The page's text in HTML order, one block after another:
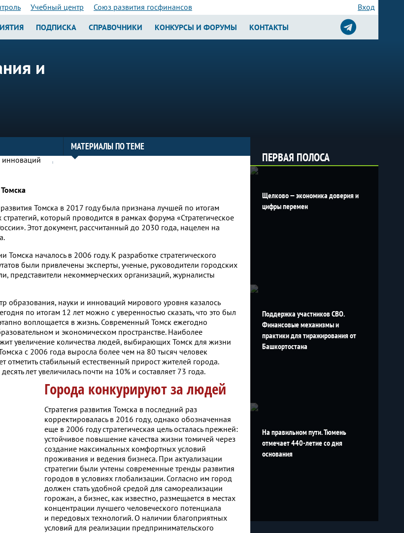
Учебный центр Союз развития госфинансов Вход
ПОДПИСКА СПРАВОЧНИКИ КОНКУРСЫ И ФОРУМЫ КОНТАКТЫ
и
МАТЕРИАЛЫ ПО ТЕМЕ
Томска в 2017 году была признана лучшей по итогам
который проводится в рамках форума «Стратегическое
Этот документ, рассчитанный до 2030 года, нацелен на
началось в 2006 году. К разработке стратегического
были привлечены эксперты, ученые, руководители городских
представители некоммерческих организаций, журналисты
образования, науки и инноваций мирового уровня казалось
по итогам 12 лет можно с уверенностью сказать, что это был
воплощается в жизнь. Современный Томск ежегодно
и экономическом пространстве. Наиболее
увеличение количества людей, выбирающих Томск для жизни
с 2006 года выросла более чем на 80 тысяч человек
отметить стабильный естественный прирост жителей города.
лет увеличилась почти на 10% и составляет 73 года.
Города конкурируют за людей
Стратегия развития Томска в последний раз
корректировалась в 2016 году, однако обозначенная
еще в 2006 году стратегическая цель осталась прежней:
устойчивое повышение качества жизни томичей через
создание максимальных комфортных условий
проживания и ведения бизнеса. При актуализации
стратегии были учтены современные тренды развития
городов в условиях глобализации. Согласно им город
должен стать удобной средой для самореализации
горожан, а бизнес, как известно, размещается в местах
концентрации лучшего человеческого потенциала
и передовых технологий. О наличии благоприятных
условий для реализации предпринимательского
ПЕРВАЯ ПОЛОСА
Щелково — экономика доверия и
цифры перемен
Поддержка участников СВО.
Финансовые механизмы и
практики для тиражирования от
Башкортостана
На правильном пути. Тюмень
отмечает 440-летие со дня
основания